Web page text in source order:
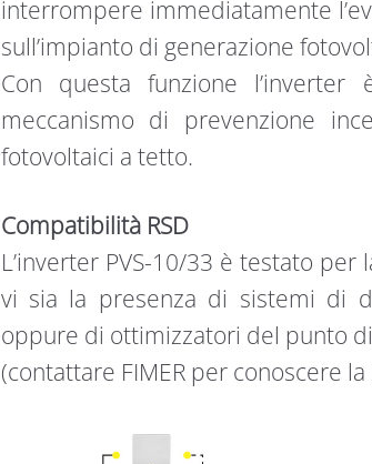
interrompere immediatamente
sull’impianto di generazione
Con questa funzione
meccanismo di prevenzione
fotovoltaici a tetto.
Compatibilità RSD
L’inverter PVS-10/33 è testato
vi sia la presenza di sistemi di
oppure di ottimizzatori del punto
(contattare FIMER per conoscere